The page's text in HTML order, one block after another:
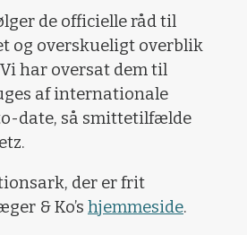
de officielle råd til
og overskueligt overblik
har oversat dem til
af internationale
date, så smittetilfælde
der er frit
& Ko’s hjemmeside.